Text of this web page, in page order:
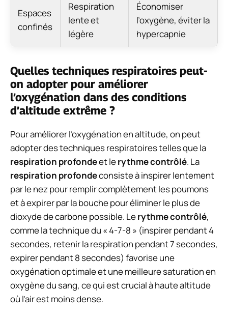
Espaces
confinés
Respiration
lente et
légère
Économiser
l’oxygène, éviter la
hypercapnie
Quelles techniques respiratoires peut-
on adopter pour améliorer
l’oxygénation dans des conditions
d’altitude extrême ?
Pour améliorer l’oxygénation en altitude, on peut
adopter des techniques respiratoires telles que la
respiration profondeet lerythme contrôlé. La
respiration profondeconsiste à inspirer lentement
par le nez pour remplir complètement les poumons
et à expirer par la bouche pour éliminer le plus de
dioxyde de carbone possible. Lerythme contrôlé,
comme la technique du « 4-7-8 » (inspirer pendant 4
secondes, retenir la respiration pendant 7 secondes,
expirer pendant 8 secondes) favorise une
oxygénation optimale et une meilleure saturation en
oxygène du sang, ce qui est crucial à haute altitude
où l’air est moins dense.